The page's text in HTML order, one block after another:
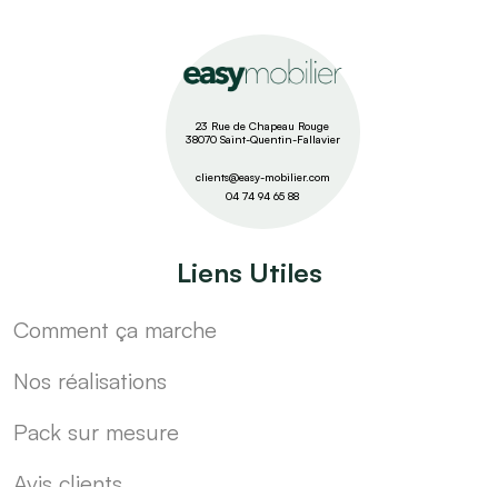
23 Rue de Chapeau Rouge
38070 Saint-Quentin-Fallavier
clients@easy-mobilier.com
04 74 94 65 88
Liens Utiles
Comment ça marche
Nos réalisations
Pack sur mesure